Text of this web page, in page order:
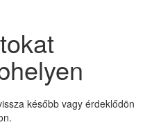
később vagy érdeklődön